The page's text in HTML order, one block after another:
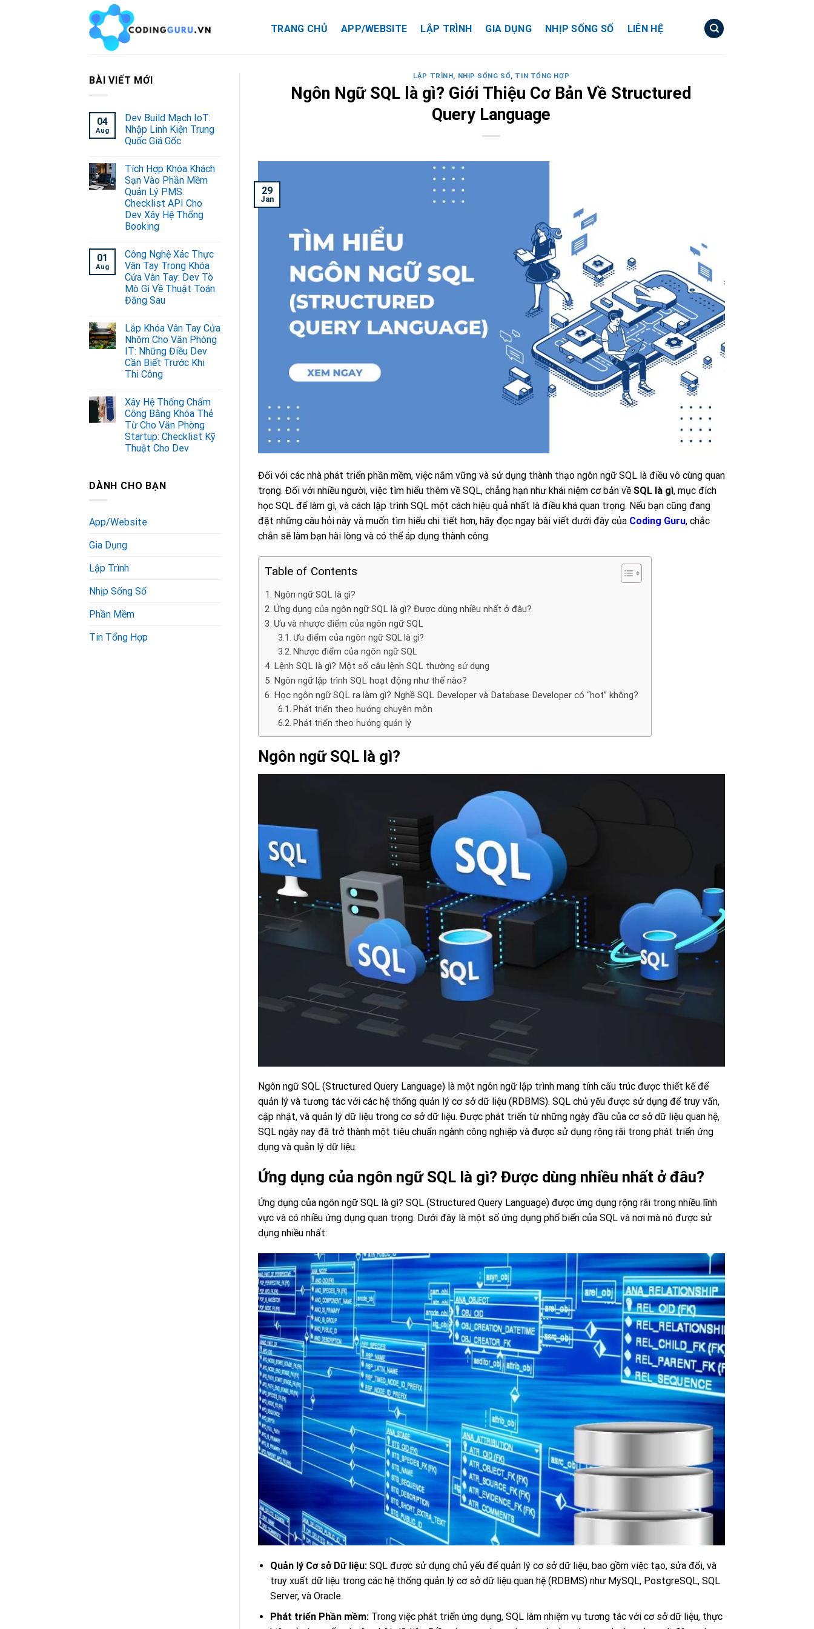
TRANG CHỦ APP/WEBSITE LẬP TRÌNH GIA DỤNG NHỊP SỐNG SỐ LIÊN HỆ
BÀI VIẾT MỚI
04
Aug
Dev Build Mạch IoT:
Nhập Linh Kiện Trung
Quốc Giá Gốc
Tích Hợp Khóa Khách
Sạn Vào Phần Mềm
Quản Lý PMS:
Checklist API Cho
Dev Xây Hệ Thống
Booking
01
Aug
Công Nghệ Xác Thực
Vân Tay Trong Khóa
Cửa Vân Tay: Dev Tò
Mò Gì Về Thuật Toán
Đằng Sau
Lắp Khóa Vân Tay Cửa
Nhôm Cho Văn Phòng
IT: Những Điều Dev
Cần Biết Trước Khi
Thi Công
Xây Hệ Thống Chấm
Công Bằng Khóa Thẻ
Từ Cho Văn Phòng
Startup: Checklist Kỹ
Thuật Cho Dev
DÀNH CHO BẠN
App/Website
Gia Dụng
Lập Trình
Nhịp Sống Số
Phần Mềm
Tin Tổng Hợp
LẬP TRÌNH, NHỊP SỐNG SỐ, TIN TỔNG HỢP
Ngôn Ngữ SQL là gì? Giới Thiệu Cơ Bản Về Structured
Query Language
29
Jan
Đối với các nhà phát triển phần mềm, việc nắm vững và sử dụng thành thạo ngôn ngữ SQL là điều vô cùng quan
trọng. Đối với nhiều người, việc tìm hiểu thêm về SQL, chẳng hạn như khái niệm cơ bản về SQL là gì, mục đích
học SQL để làm gì, và cách lập trình SQL một cách hiệu quả nhất là điều khá quan trọng. Nếu bạn cũng đang
đặt những câu hỏi này và muốn tìm hiểu chi tiết hơn, hãy đọc ngay bài viết dưới đây của Coding Guru, chắc
chắn sẽ làm bạn hài lòng và có thể áp dụng thành công.
Table of Contents
Ngôn ngữ SQL là gì?
Ứng dụng của ngôn ngữ SQL là gì? Được dùng nhiều nhất ở đâu?
Ưu và nhược điểm của ngôn ngữ SQL
Ưu điểm của ngôn ngữ SQL là gì?
Nhược điểm của ngôn ngữ SQL
Lệnh SQL là gì? Một số câu lệnh SQL thường sử dụng
Ngôn ngữ lập trình SQL hoạt động như thế nào?
Học ngôn ngữ SQL ra làm gì? Nghề SQL Developer và Database Developer có “hot” không?
Phát triển theo hướng chuyên môn
Phát triển theo hướng quản lý
Ngôn ngữ SQL là gì?
Ngôn ngữ SQL (Structured Query Language) là một ngôn ngữ lập trình mang tính cấu trúc được thiết kế để
quản lý và tương tác với các hệ thống quản lý cơ sở dữ liệu (RDBMS). SQL chủ yếu được sử dụng để truy vấn,
cập nhật, và quản lý dữ liệu trong cơ sở dữ liệu. Được phát triển từ những ngày đầu của cơ sở dữ liệu quan hệ,
SQL ngày nay đã trở thành một tiêu chuẩn ngành công nghiệp và được sử dụng rộng rãi trong phát triển ứng
dụng và quản lý dữ liệu.
Ứng dụng của ngôn ngữ SQL là gì? Được dùng nhiều nhất ở đâu?
Ứng dụng của ngôn ngữ SQL là gì? SQL (Structured Query Language) được ứng dụng rộng rãi trong nhiều lĩnh
vực và có nhiều ứng dụng quan trọng. Dưới đây là một số ứng dụng phổ biến của SQL và nơi mà nó được sử
dụng nhiều nhất:
Quản lý Cơ sở Dữ liệu: SQL được sử dụng chủ yếu để quản lý cơ sở dữ liệu, bao gồm việc tạo, sửa đổi, và
truy xuất dữ liệu trong các hệ thống quản lý cơ sở dữ liệu quan hệ (RDBMS) như MySQL, PostgreSQL, SQL
Server, và Oracle.
Phát triển Phần mềm: Trong việc phát triển ứng dụng, SQL làm nhiệm vụ tương tác với cơ sở dữ liệu, thực